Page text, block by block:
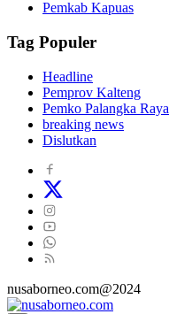
Pemkab Kapuas
Tag Populer
Headline
Pemprov Kalteng
Pemko Palangka Raya
breaking news
Dislutkan
nusaborneo.com@2024